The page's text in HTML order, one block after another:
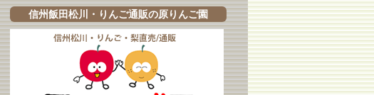
信州飯田松川・りんご通販の原りんご園